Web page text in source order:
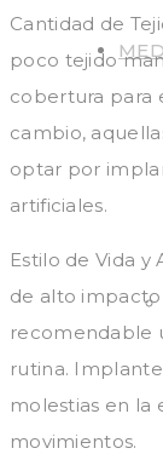
Cantidad de
poco tejido
cobertura para
cambio,
optar por
artificiales.
Estilo de Vida y
de alto impacto
recomendable
rutina.
molestias en la
movimientos.